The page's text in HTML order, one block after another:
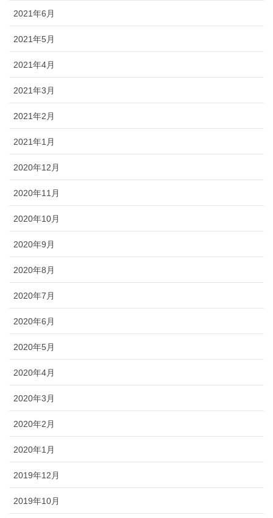
2021年6月
2021年5月
2021年4月
2021年3月
2021年2月
2021年1月
2020年12月
2020年11月
2020年10月
2020年9月
2020年8月
2020年7月
2020年6月
2020年5月
2020年4月
2020年3月
2020年2月
2020年1月
2019年12月
2019年10月